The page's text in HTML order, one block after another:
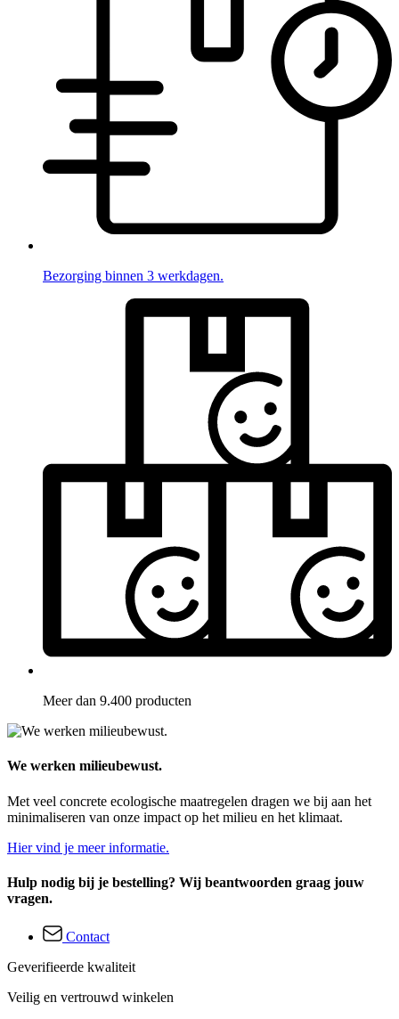
Bezorging binnen 3 werkdagen.
Meer dan 9.400 producten
We werken milieubewust.
Met veel concrete ecologische maatregelen dragen we bij aan het
minimaliseren van onze impact op het milieu en het klimaat.
Hier vind je meer informatie.
Hulp nodig bij je bestelling? Wij beantwoorden graag jouw
vragen.
Contact
Geverifieerde kwaliteit
Veilig en vertrouwd winkelen